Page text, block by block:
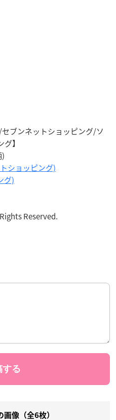
ブンネットショッピング/ソ
】
ショッピング)
グ)
Reserved.
画像（全6枚）